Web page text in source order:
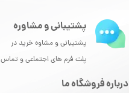
★★★★
درباره فروشگاه ما
پشتیبانی و مشاوره
پشتیبانی و مشاوه خرید در
پلت فرم های اجتماعی و تماس